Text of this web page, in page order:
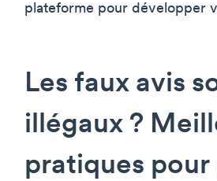
plateforme pour développer
Les faux avis
illégaux ?
pratiques